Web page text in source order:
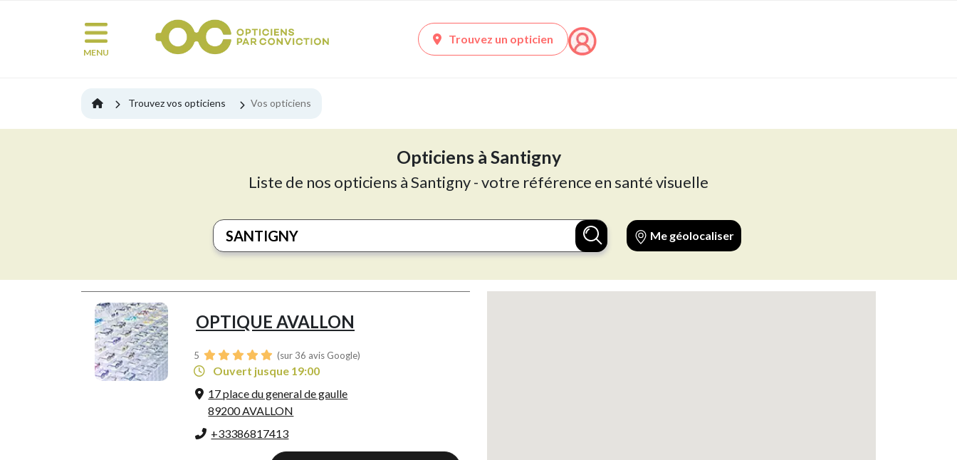
MENU
Trouvez un opticien
Trouvez vos opticiens Vos opticiens
Opticiens à Santigny
Liste de nos opticiens à Santigny - votre référence en santé visuelle
Me géolocaliser
OPTIQUE AVALLON
5 (sur 36 avis Google)
Ouvert jusque 19:00
17 place du general de gaulle
89200 AVALLON
+33386817413